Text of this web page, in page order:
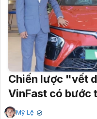
Chiến lược "vết
VinFast có bước
Mỹ Lệ ✔